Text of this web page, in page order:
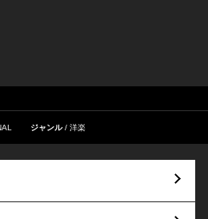
ジャンル 洋楽